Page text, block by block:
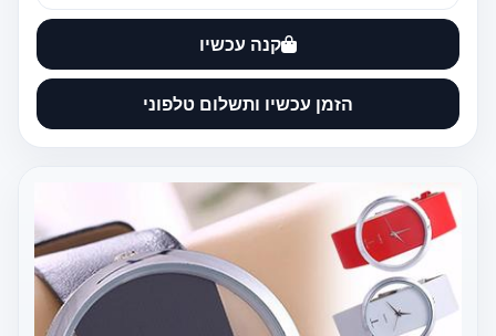
קנה עכשיו
הזמן עכשיו ותשלום טלפוני